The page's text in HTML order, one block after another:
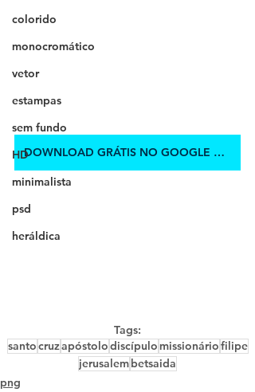
colorido
monocromático
vetor
estampas
sem fundo
HD
minimalista
psd
heráldica
DOWNLOAD GRÁTIS NO GOOGLE DRIVE
Tags:
santocruzapóstolodiscípulo missionáriofilipe
jerusalembetsaida
png